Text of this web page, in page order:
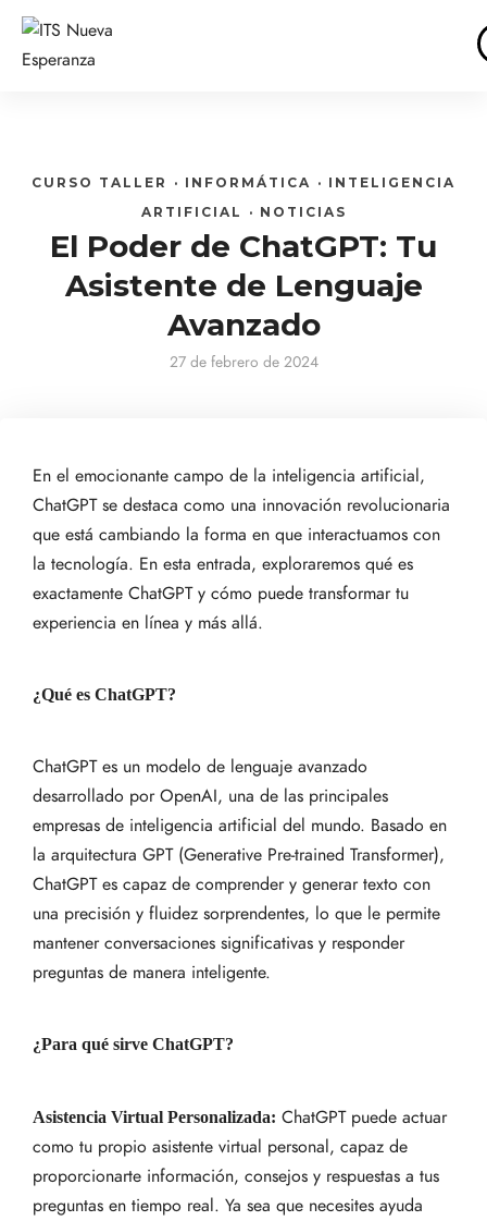
CURSO TALLER · INFORMÁTICA · INTELIGENCIA
ARTIFICIAL
· NOTICIAS
El Poder de ChatGPT: Tu
Asistente de Lenguaje
Avanzado
27 de febrero de 2024
En el emocionante campo de la inteligencia artificial,
ChatGPT se destaca como una innovación revolucionaria
que está cambiando la forma en que interactuamos con
la tecnología. En esta entrada, exploraremos qué es
exactamente ChatGPT y cómo puede transformar tu
experiencia en línea y más allá.
¿Qué es ChatGPT?
ChatGPT es un modelo de lenguaje avanzado
desarrollado por OpenAI, una de las principales
empresas de inteligencia artificial del mundo. Basado en
la arquitectura GPT (Generative Pre-trained Transformer),
ChatGPT es capaz de comprender y generar texto con
una precisión y fluidez sorprendentes, lo que le permite
mantener conversaciones significativas y responder
preguntas de manera inteligente.
¿Para qué sirve ChatGPT?
Asistencia Virtual Personalizada: ChatGPT puede actuar
como tu propio asistente virtual personal, capaz de
proporcionarte información, consejos y respuestas a tus
preguntas en tiempo real. Ya sea que necesites ayuda